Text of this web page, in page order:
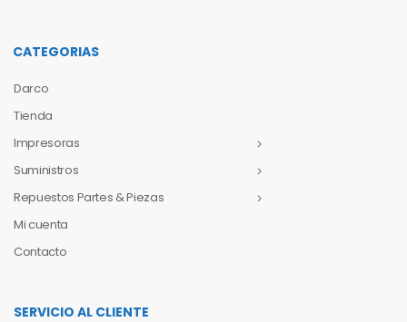
CATEGORIAS
Darco
Tienda
Impresoras
Suministros
Repuestos Partes & Piezas
Mi cuenta
Contacto
SERVICIO AL CLIENTE